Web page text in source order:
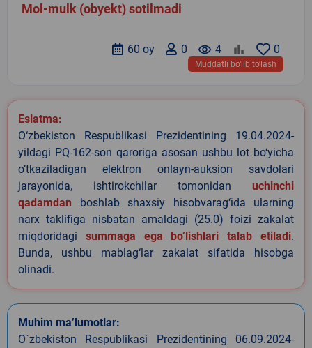
Mol-mulk (obyekt) sotilmadi
0
remove_red_eye 4
0
60 oy
Muddatli bo‘lib to‘lash
Eslatma:
O‘zbekiston Respublikasi Prezidentining 19.04.2024-
yildagi PQ-162-son qaroriga asosan ushbu lot bo‘yicha
o‘tkaziladigan elektron onlayn-auksion savdolari
jarayonida, ishtirokchilar tomonidan uchinchi
qadamdan boshlab shaxsiy hisobvarag‘ida ularning
narx taklifiga nisbatan amaldagi (25.0) foizi zakalat
miqdoridagi summaga ega bo‘lishlari talab etiladi.
Bunda, ushbu mablag‘lar zakalat sifatida hisobga
olinadi.
Muhim ma’lumotlar:
O`zbekiston Respublikasi Prezidentining 06.09.2024-